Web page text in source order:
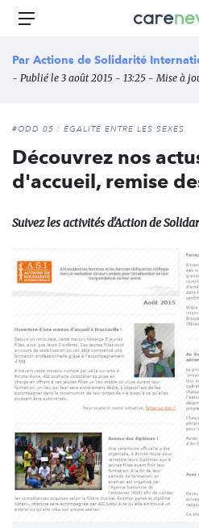
Aller
principal
Carenews,
média
des
Menu
Par Actions de Solidarité
- Publié le 3 août 2015 - 13:25 - Mise à
#ODD 05 : ÉGALITÉ ENTRE LES SEXES
Découvrez nos
d'accueil, remise
Suivez les activités d'Action de